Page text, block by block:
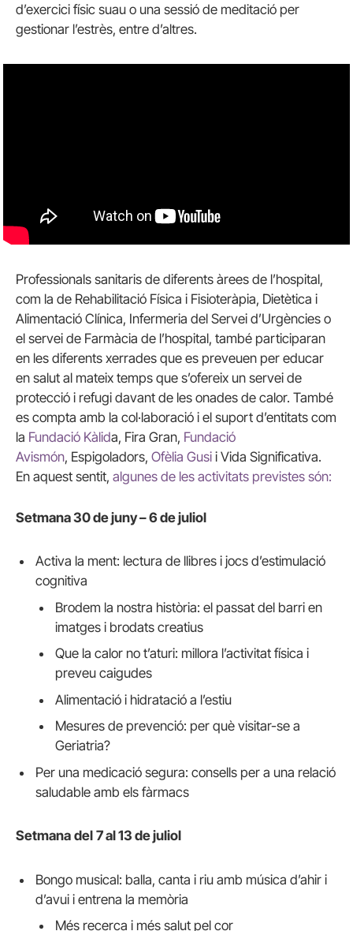
d’exercici físic suau o una sessió de meditació per
gestionar l’estrès, entre d’altres.
Professionals sanitaris de diferents àrees de l’hospital,
com la de Rehabilitació Física i Fisioteràpia, Dietètica i
Alimentació Clínica, Infermeria del Servei d’Urgències o
el servei de Farmàcia de l’hospital, també participaran
en les diferents xerrades que es preveuen per educar
en salut al mateix temps que s’ofereix un servei de
protecció i refugi davant de les onades de calor. També
es compta amb la col·laboració i el suport d’entitats com
la Fundació Kàlida, Fira Gran, Fundació
Avismón, Espigoladors, Ofèlia Gusi i Vida Significativa.
En aquest sentit, algunes de les activitats previstes són:
Setmana 30 de juny – 6 de juliol
Activa la ment: lectura de llibres i jocs d’estimulació
cognitiva
Brodem la nostra història: el passat del barri en
imatges i brodats creatius
Que la calor no t’aturi: millora l’activitat física i
preveu caigudes
Alimentació i hidratació a l’estiu
Mesures de prevenció: per què visitar-se a
Geriatria?
Per una medicació segura: consells per a una relació
saludable amb els fàrmacs
Setmana del 7 al 13 de juliol
Bongo musical: balla, canta i riu amb música d’ahir i
d’avui i entrena la memòria
Més recerca i més salut pel cor